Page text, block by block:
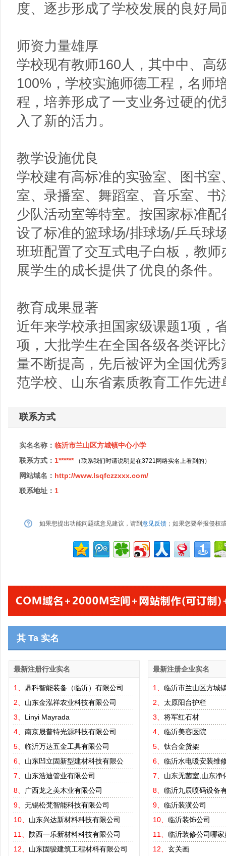
度、逐步形成了学校发展的良好局
师资力量雄厚
学校现有教师160人，其中中、高
100%，学校实施师德工程，名师
程，培养形成了一支业务过硬的
入了新的活力。
教学设施优良
学校建有高标准的实验室、图书
室、录播室、舞蹈室、音乐室、
少队活动室等特室。按国家标准
设了标准的篮球场/排球场/乒乓球
班班配置了交互式电子白板，教
展学生的成长提供了优良的条件。
教育成果显著
近年来学校承担国家级课题1项，
项，大批学生在全国各级各类评
量不断提高，先后被评为全国优
范学校、山东省素质教育工作先
联系方式
实名名称： 临沂市兰山区方城镇中心小学
联系方式： 1******（联系我们时请说明是在3721网络实名上看到的）
网站域名： http://www.lsqfczzxxx.com/
联系地址： 1
如果想提出功能问题或意见建议，请到 意见反馈 ；如果您要举报侵权
其 Ta 实名
最新注册行业实名
1、 鼎科智能装备（临沂）有限公司
2、 山东金泓祥农业科技有限公司
3、 Linyi Mayrada
4、 南京晟普特光源科技有限公司
5、 临沂万达五金工具有限公司
6、 山东凹立固新型建材科技有限公
7、 山东浩迪管业有限公司
8、
广西龙之美木业有限公司
9、 无锡松梵智能科技有限公司
10、 山东兴达新材料科技有限公司
11、
陕西一乐新材料科技有限公司
12、 山东固骏建筑工程材料有限公司
最新注册企业实名
1、 临沂市兰山区方城
2、 太原阳台护栏
3、 将军红石材
4、 临沂美容医院
5、 钛合金货架
6、 临沂水电暖安装维
7、 山东无菌室,山东净
8、 临沂九辰喷码设备
9、 临沂装潢公司
10、 临沂装饰公司
11、 临沂装修公司哪家
12、 玄关画